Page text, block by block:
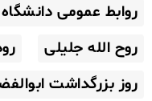
روابط عمومی
روح الله جلیلی
روز بزرگداشت